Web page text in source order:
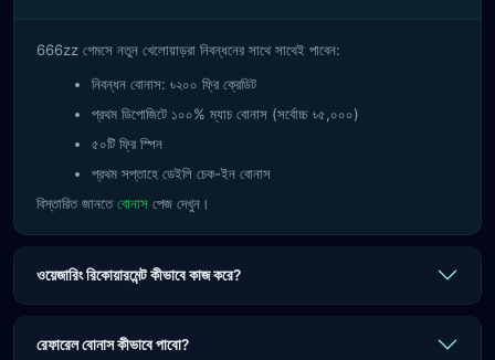
666zz গেমসে নতুন খেলোয়াড়রা নিবন্ধনের সাথে সাথেই পাবেন:
নিবন্ধন বোনাস: ৳২০০ ফ্রি ক্রেডিট
প্রথম ডিপোজিটে ১০০% ম্যাচ বোনাস (সর্বোচ্চ ৳৫,০০০)
৫০টি ফ্রি স্পিন
প্রথম সপ্তাহে ডেইলি চেক-ইন বোনাস
বিস্তারিত জানতেবোনাস পেজ দেখুন।
ওয়েজারিং রিকোয়ারমেন্ট কীভাবে কাজ করে?
রেফারেল বোনাস কীভাবে পাবো?